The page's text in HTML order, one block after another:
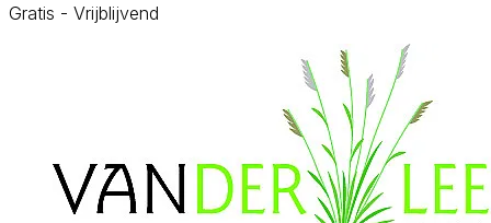
Gratis - Vrijblijvend